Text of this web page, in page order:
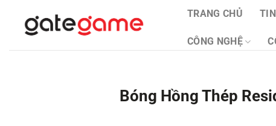
dung
TRANG CHỦ
CÔNG NGHỆ
Bóng Hồng Thép